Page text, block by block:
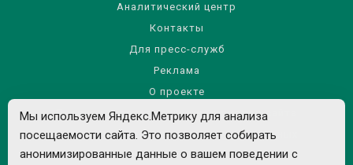
Аналитический центр
Контакты
Для пресс-служб
Реклама
О проекте
Правила использования материалов сайта
Политика обработки персональных данных
Мы используем Яндекс.Метрику для анализа
посещаемости сайта. Это позволяет собирать
анонимизированные данные о вашем поведении с